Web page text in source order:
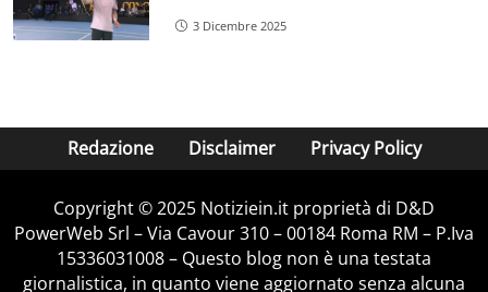
3 Dicembre 2025
Redazione Disclaimer Privacy Policy
Copyright © 2025 Notiziein.it proprietà di D&D
PowerWeb Srl – Via Cavour 310 – 00184 Roma RM – P.Iva
15336031008 – Questo blog non è una testata
giornalistica, in quanto viene aggiornato senza alcuna